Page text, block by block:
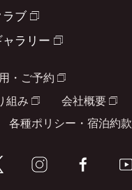
ラブ
ラリー
・ご予約
組み
会社概要
各種ポリシー・宿泊約款